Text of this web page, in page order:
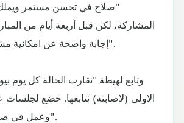
"صلاح في تحسن مستمر
المشاركة، لكن قبل أربعة أيام من
إجابة واضحة عن امكانية مشاركته من عدمها".
وتابع لهيطة "نقارب الحالة كل يوم
الاولى (لاصابته) نتابعها. خضع لجلسات
وعمل في صالة اللياقة البدنية".